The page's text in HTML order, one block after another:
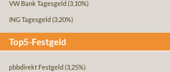
VW Bank Tagesgeld (3,10%)
ING Tagesgeld (3,20%)
Top5-Festgeld
pbbdirekt Festgeld (3,25%)